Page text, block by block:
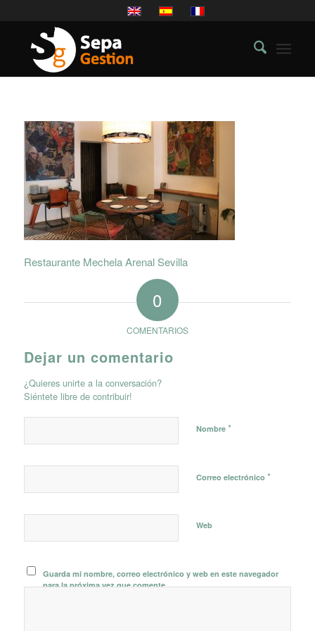
Restaurante Mechela Arenal Sevilla
0
COMENTARIOS
Dejar un comentario
¿Quieres unirte a la conversación?
Siéntete libre de contribuir!
Nombre *
Correo electrónico *
Web
Guarda mi nombre, correo electrónico y web en este navegador
para la próxima vez que comente.